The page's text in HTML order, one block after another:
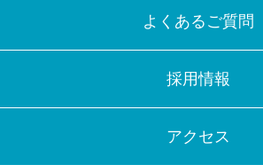
よくあるご質問
採用情報
アクセス